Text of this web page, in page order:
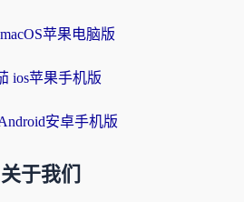
苹果电脑版
ios苹果手机版
安卓手机版
关于我们